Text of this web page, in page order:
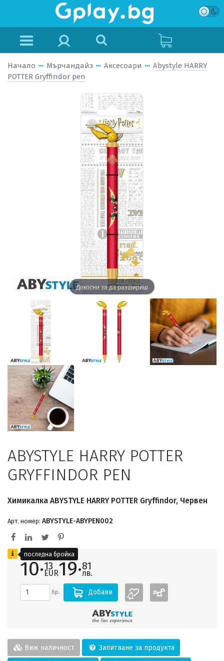
Начало Мърчандайз Аксесоари
Abystyle HARRY
POTTER Gryffindor pen
Докосни за да разшириш
ABYSTYLE HARRY POTTER
GRYFFINDOR PEN
Химикалка ABYSTYLE HARRY POTTER Gryffindor, Червен
Арт. номер: ABYSTYLE-ABYPEN002
10·13
EUR19·81
лв.
бр. Добави
Виж наличност Запитване за продукта
последна бройка